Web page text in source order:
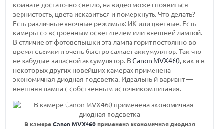
комнате достаточно светло, на видео может появиться
зернистость, цвета исказиться и померкнуть. Что делать?
Есть различные «ночные режимы»: ИК или цветные. Есть
камеры со встроенным осветителем или внешней лампой.
В отличие от фотовспышки эта лампа горит постоянно во
время съемки и очень быстро сажает аккумулятор. Так что
не забудьте запасной аккумулятор. ВCanon MVX460, как и в
некоторых других новейших камерах применена
экономичная диодная подсветка. Идеальный вариант —
внешняя лампа с собственным источником питания.
В камере Canon MVX460применена экономичная диодная